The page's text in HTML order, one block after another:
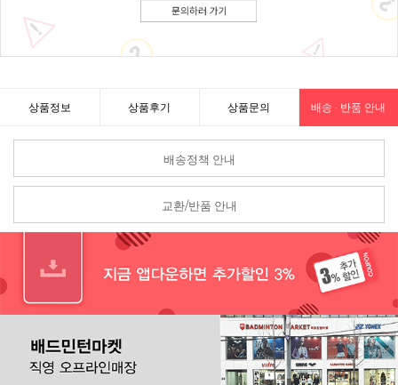
상품정보 상품후기 상품문의 배송 · 반품 안내
배송정책 안내
교환/반품 안내